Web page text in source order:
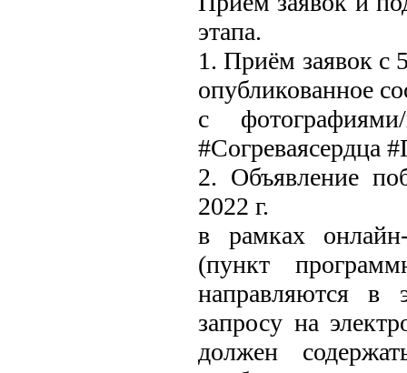
этапа.
1. Приём заявок с
опубликованное
с
#Согреваясердца
2. Объявление
2022 г.
в рамках
(пункт
направляются в
запросу на
должен